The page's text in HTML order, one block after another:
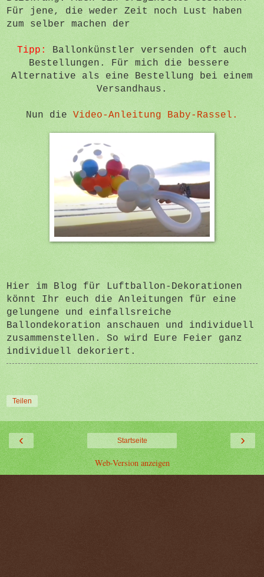
Für jene, die weder Zeit noch Lust haben
zum selber machen der
Tipp:
Ballonkünstler versenden oft auch
Bestellungen. Für mich die bessere
Alternative als eine Bestellung bei einem
Versandhaus.
Nun die Video-Anleitung Baby-Rassel.
Hier im Blog für Luftballon-Dekorationen
könnt Ihr euch die Anleitungen für eine
gelungene und einfallsreiche
Ballondekoration anschauen und individuell
zusammenstellen. So wird Eure Feier ganz
individuell dekoriert.
Teilen
‹ ›
Startseite
Web-Version anzeigen